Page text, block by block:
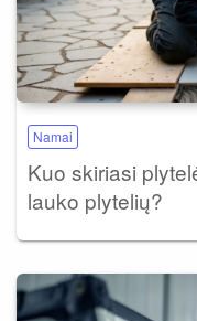
Namai
Kuo skiriasi
lauko plytelių?